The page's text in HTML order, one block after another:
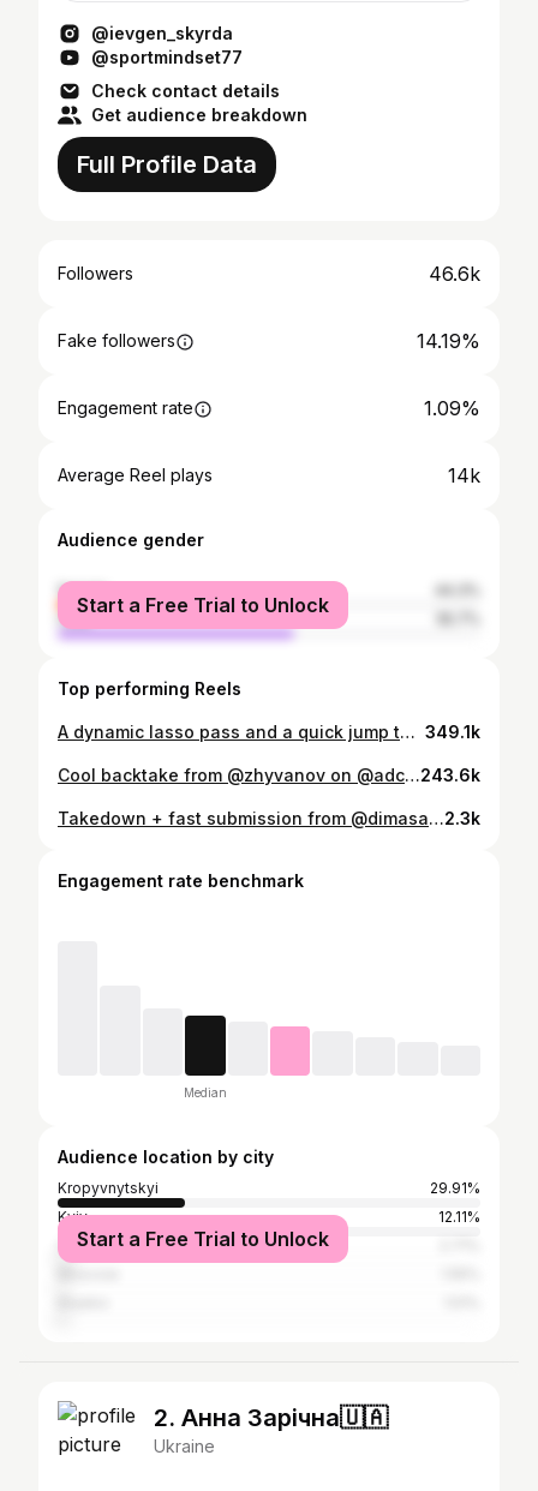
@ievgen_skyrda
@sportmindset77
Check contact details
Get audience breakdown
Full Profile Data
Followers 46.6k
Fake followers 14.19%
Engagement rate 1.09%
Average Reel plays 14k
Audience gender
female
male
Start a Free Trial to Unlock
Top performing Reels
A dynamic lasso pass and a quick jump to triangle choke from @zhyvanov in the first fight at the IBJJF Brazilian National #guardpass #triangle 349.1k
Cool backtake from @zhyvanov on @adcc_official #grappling #adcc #submissiongrappling #bjj #mma #guardpass243.6k
Takedown + fast submission from @dimasambo22023 #grappling #sambo #bjj #mma #takedowns #armbar2.3k
Engagement rate benchmark
Median
Audience location by city
Kropyvnytskyi
29.91%
Kyiv
12.11%
Odesa
Start a Free Trial to Unlock
2. Анна Зарічна🇺🇦
Ukraine